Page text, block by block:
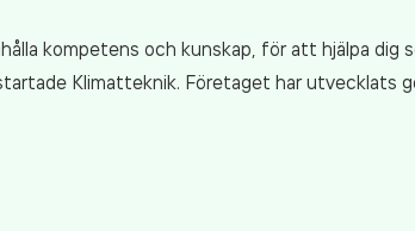
kompetens och kunskap, för att hjälpa dig
Klimatteknik. Företaget har utvecklats